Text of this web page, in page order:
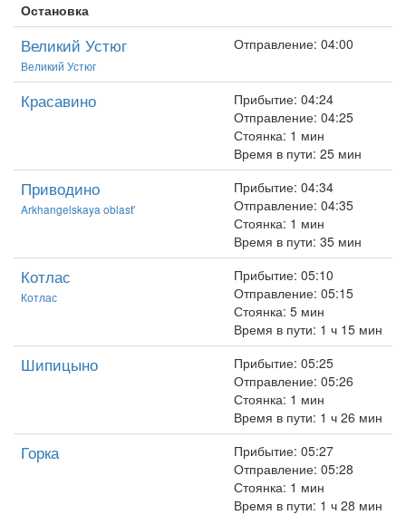
Остановка
Великий Устюг
Великий Устюг
Отправление: 04:00
Красавино
Прибытие: 04:24
Отправление: 04:25
Стоянка: 1 мин
Время в пути: 25 мин
Приводино
Arkhangelskaya oblast'
Прибытие: 04:34
Отправление: 04:35
Стоянка: 1 мин
Время в пути: 35 мин
Котлас
Котлас
Прибытие: 05:10
Отправление: 05:15
Стоянка: 5 мин
Время в пути: 1 ч 15 мин
Шипицыно
Прибытие: 05:25
Отправление: 05:26
Стоянка: 1 мин
Время в пути: 1 ч 26 мин
Горка
Прибытие: 05:27
Отправление: 05:28
Стоянка: 1 мин
Время в пути: 1 ч 28 мин